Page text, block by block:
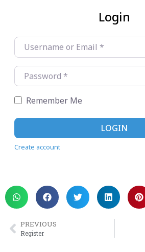
Login
Username or Email *
Password
Remember Me
LOGIN
Create account
PREVIOUS
Register